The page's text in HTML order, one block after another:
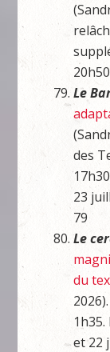
Le
des
23
79
Le
du
et 22